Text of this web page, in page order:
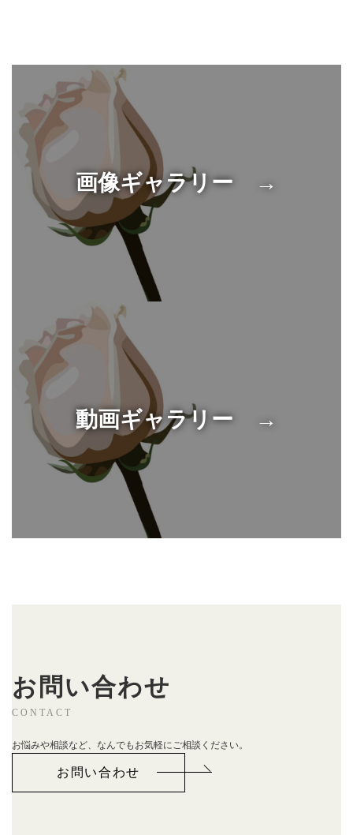
画像ギャラリー →
動画ギャラリー →
お問い合わせ
CONTACT
お悩みや相談など、なんでもお気軽にご相談ください。
お問い合わせ